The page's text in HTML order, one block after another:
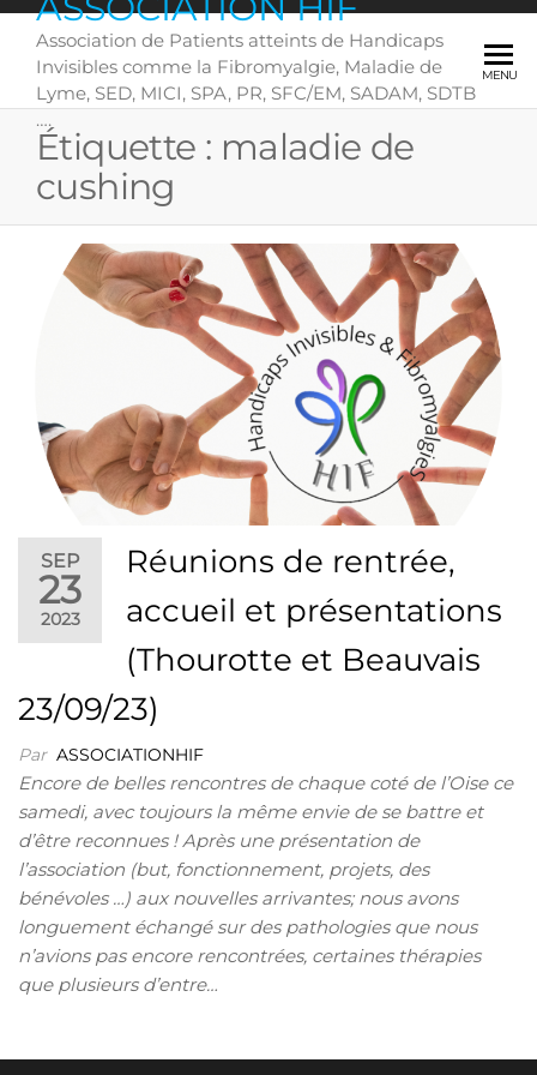
Skip
content
Association de Patients atteints de Handicaps
Invisibles comme la Fibromyalgie, Maladie de
Lyme, SED, MICI, SPA, PR, SFC/EM, SADAM, SDTB
….
MENU
Étiquette : maladie de
cushing
SEP
23
2023
Réunions de rentrée,
accueil et présentations
(Thourotte et Beauvais
23/09/23)
Par ASSOCIATIONHIF
Encore de belles rencontres de chaque coté de l’Oise ce
samedi, avec toujours la même envie de se battre et
d’être reconnues ! Après une présentation de
l’association (but, fonctionnement, projets, des
bénévoles …) aux nouvelles arrivantes; nous avons
longuement échangé sur des pathologies que nous
n’avions pas encore rencontrées, certaines thérapies
que plusieurs d’entre…